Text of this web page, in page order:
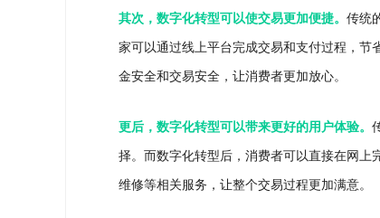
其次，数字化转型可以使交易更加便捷。 传统
家可以通过线上平台完成交易和支付过程，节
金安全和交易安全，让消费者更加放心。
更后，数字化转型可以带来更好的用户体验。
择。而数字化转型后，消费者可以直接在网上
维修等相关服务，让整个交易过程更加满意。